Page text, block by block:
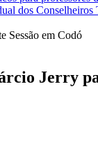
dos
Sessão em Codó
Jerry